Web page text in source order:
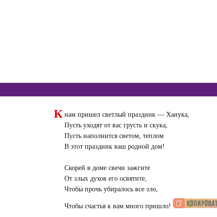
К нам пришел светлый праздник — Ханука,
Пусть уходят от вас грусть и скука,
Пусть наполнится светом, теплом
В этот праздник ваш родной дом!
Скорей в доме свечи зажгите
От злых духов его освятите,
Чтобы прочь убиралось все зло,
Чтобы счастья к вам много пришло!